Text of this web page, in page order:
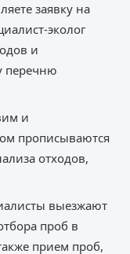
заявку на
эколог
и
перечню
и
прописываются
отходов,
выезжают
проб в
прием проб,